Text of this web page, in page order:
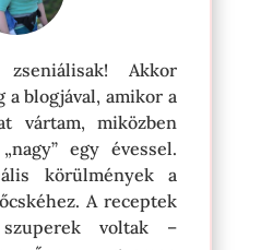
Akkor
a blogjával, amikor a
vártam, miközben
egy évessel.
körülmények a
A receptek
voltak –